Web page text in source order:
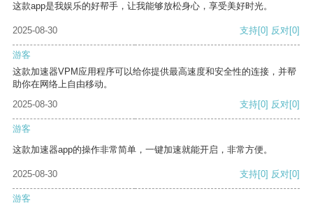
这款app是我娱乐的好帮手，让我能够放松身心，享受美好时光。
2025-08-30 支持[0] 反对[0]
游客
这款加速器VPM应用程序可以给你提供最高速度和安全性的连接，并帮
助你在网络上自由移动。
2025-08-30
支持[0] 反对[0]
游客
这款加速器app的操作非常简单，一键加速就能开启，非常方便。
2025-08-30 支持[0] 反对[0]
游客